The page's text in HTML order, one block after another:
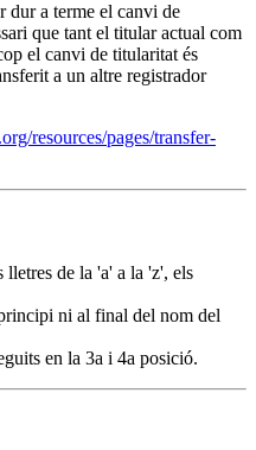
dur a terme el canvi de
que tant el titular actual com
el canvi de titularitat és
a un altre registrador
resources/pages/transfer-
de la 'a' a la 'z', els
ni al final del nom del
en la 3a i 4a posició.